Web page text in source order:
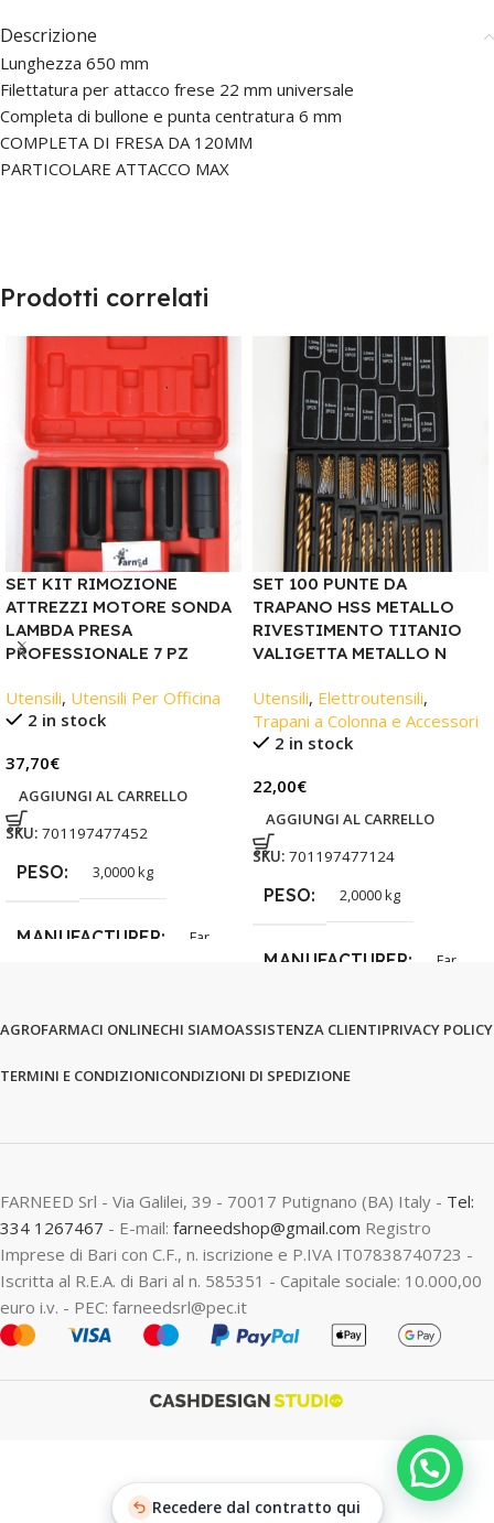
Descrizione
Lunghezza 650 mm
Filettatura per attacco frese 22 mm universale
Completa di bullone e punta centratura 6 mm
COMPLETA DI FRESA DA 120MM
PARTICOLARE ATTACCO MAX
Prodotti correlati
SET KIT RIMOZIONE
ATTREZZI MOTORE SONDA
LAMBDA PRESA
PROFESSIONALE 7 PZ
Utensili, Utensili Per Officina
2 in stock
37,70€
AGGIUNGI AL CARRELLO
SKU: 701197477452
PESO 3,0000 kg
MANUFACTURER Far
SET 100 PUNTE DA
TRAPANO HSS METALLO
RIVESTIMENTO TITANIO
VALIGETTA METALLO N
Utensili, Elettroutensili,
Trapani a Colonna e Accessori
2 in stock
22,00€
AGGIUNGI AL CARRELLO
SKU: 701197477124
PESO 2,0000 kg
MANUFACTURER Far
AGROFARMACI ONLINECHI SIAMOASSISTENZA CLIENTIPRIVACY POLICY
TERMINI E CONDIZIONICONDIZIONI DI SPEDIZIONE
FARNEED Srl - Via Galilei, 39 - 70017 Putignano (BA) Italy - Tel:
334 1267467 - E-mail: farneedshop@gmail.com Registro
Imprese di Bari con C.F., n. iscrizione e P.IVA IT07838740723 -
Iscritta al R.E.A. di Bari al n. 585351 - Capitale sociale: 10.000,00
euro i.v. - PEC: farneedsrl@pec.it
Recedere dal contratto qui